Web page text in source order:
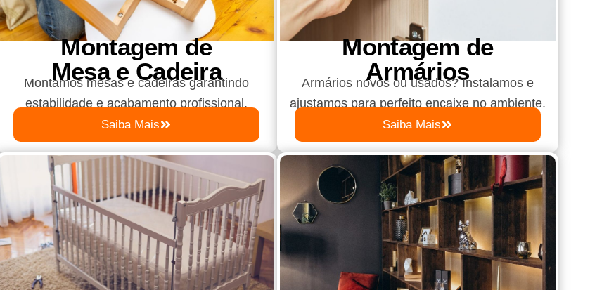
Montagem de
Mesa e Cadeira
Montamos mesas e cadeiras garantindo
estabilidade e acabamento profissional.
Saiba Mais
Montagem de
Armários
Armários novos ou usados? Instalamos e
ajustamos para perfeito encaixe no ambiente.
Saiba Mais